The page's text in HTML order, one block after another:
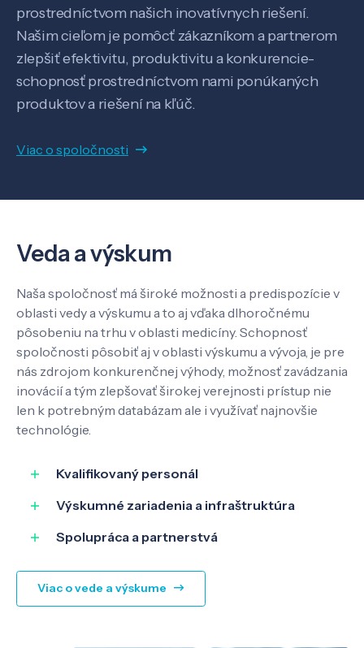
Know-how
O nás
prostredníctvom našich inovatívnych riešení.
Našim cieľom je pomôcť zákazníkom a partnerom
zlepšiť efektivitu, produktivitu a konkurencie-
schopnosť prostredníctvom nami ponúkaných
produktov a riešení na kľúč.
Viac o spoločnosti
Veda a výskum
Naša spoločnosť má široké možnosti a predispozície v
oblasti vedy a výskumu a to aj vďaka dlhoročnému
pôsobeniu na trhu v oblasti medicíny. Schopnosť
spoločnosti pôsobiť aj v oblasti výskumu a vývoja, je pre
nás zdrojom konkurenčnej výhody, možnosť zavádzania
inovácií a tým zlepšovať širokej verejnosti prístup nie
len k potrebným databázam ale i využívať najnovšie
technológie.
Kvalifikovaný personál
Výskumné zariadenia a infraštruktúra
Spolupráca a partnerstvá
Viac o vede a výskume